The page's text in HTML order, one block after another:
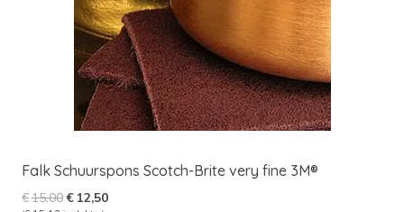
Falk Schuurspons Scotch-Brite very fine 3M®
€15,00Oorspronkelijke
€ 12,50Huidige